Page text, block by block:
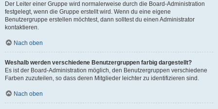
Der Leiter einer Gruppe wird normalerweise durch die Board-Administration
festgelegt, wenn die Gruppe erstellt wird. Wenn du eine eigene
Benutzergruppe erstellen möchtest, dann solltest du einen Administrator
kontaktieren.
Nach oben
Weshalb werden verschiedene Benutzergruppen farbig dargestellt?
Es ist der Board-Administration möglich, den Benutzergruppen verschiedene
Farben zuzuteilen, so dass deren Mitglieder leichter zu identifizieren sind.
Nach oben